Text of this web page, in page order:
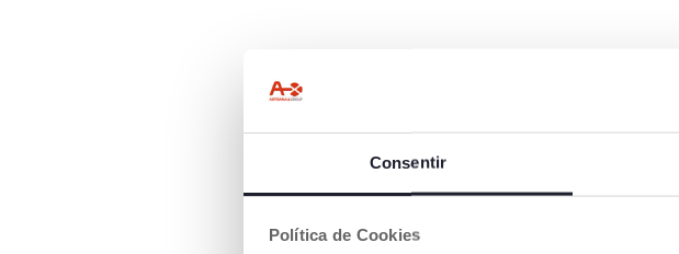
Consentir
Política de Cookies